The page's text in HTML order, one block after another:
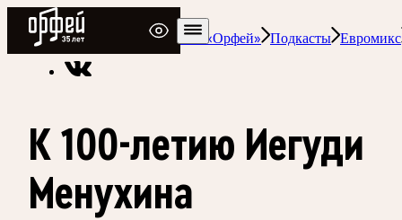
Радио Орфей
Радио классической музыки «Орфей» Подкасты Евромикс
К 100-летию Иегуди
Менухина